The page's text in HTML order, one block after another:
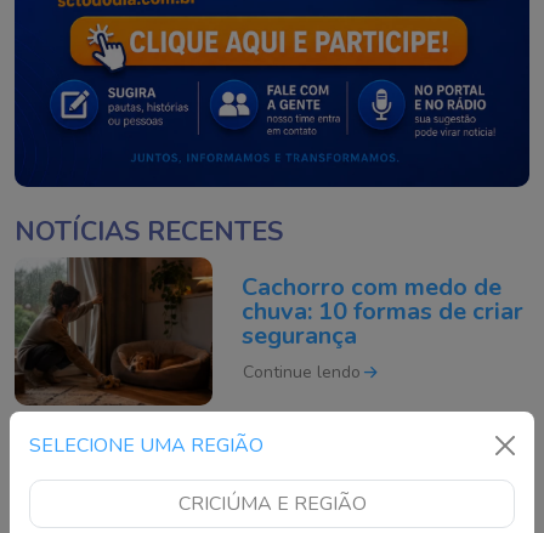
SELECIONE UMA REGIÃO
CRICIÚMA E REGIÃO
NOTÍCIAS RECENTES
Cachorro com medo de
chuva: 10 formas de criar
segurança
Continue lendo
obrigados a manter
agências em SC; entenda